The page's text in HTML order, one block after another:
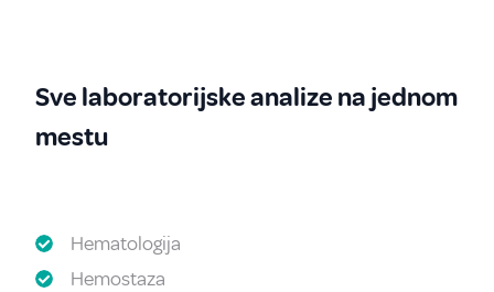
Sve laboratorijske analize na jednom
mestu
Hematologija
Hemostaza